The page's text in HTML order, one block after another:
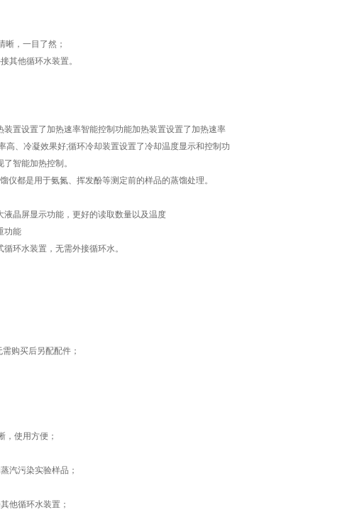
，一目了然；
其他循环水装置。
置设置了加热速率智能控制功能加热装置设置了加热速率
、冷凝效果好;循环冷却装置设置了冷却温度显示和控制功
智能加热控制。
都是用于氨氮、挥发酚等测定前的样品的蒸馏处理。
晶屏显示功能，更好的读取数量以及温度
功能
环水装置，无需外接循环水。
购买后另配配件；
，使用方便；
汽污染实验样品；
他循环水装置；